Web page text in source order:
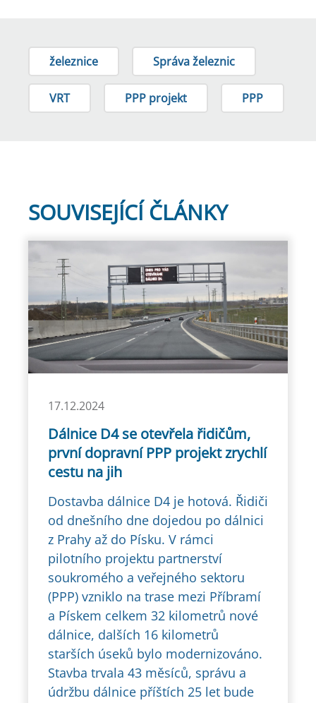
železnice Správa železnic
VRT PPP projekt PPP
SOUVISEJÍCÍ ČLÁNKY
17.12.2024
Dálnice D4 se otevřela řidičům,
první dopravní PPP projekt zrychlí
cestu na jih
Dostavba dálnice D4 je hotová. Řidiči
od dnešního dne dojedou po dálnici
z Prahy až do Písku. V rámci
pilotního projektu partnerství
soukromého a veřejného sektoru
(PPP) vzniklo na trase mezi Příbramí
a Pískem celkem 32 kilometrů nové
dálnice, dalších 16 kilometrů
starších úseků bylo modernizováno.
Stavba trvala 43 měsíců, správu a
údržbu dálnice příštích 25 let bude